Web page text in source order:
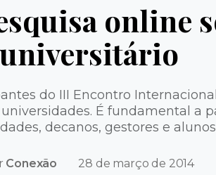
online
universitário
do III Encontro
É fundamental a
decanos, gestores e
Conexão 28 de março de 2014